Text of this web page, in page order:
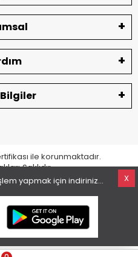
ile korunmaktadır.
Saklıdır
X
yapmak için indiriniz...
Entegrasyon Çözümleri